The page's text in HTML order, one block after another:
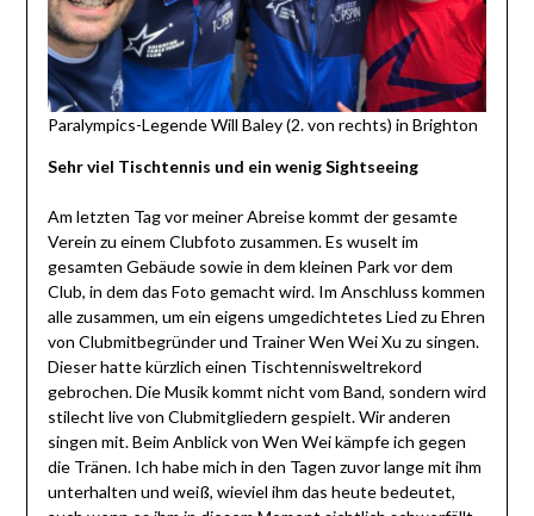
Paralympics-Legende Will Baley (2. von rechts) in Brighton
Sehr viel Tischtennis und ein wenig Sightseeing
Am letzten Tag vor meiner Abreise kommt der gesamte
Verein zu einem Clubfoto zusammen. Es wuselt im
gesamten Gebäude sowie in dem kleinen Park vor dem
Club, in dem das Foto gemacht wird. Im Anschluss kommen
alle zusammen, um ein eigens umgedichtetes Lied zu Ehren
von Clubmitbegründer und Trainer Wen Wei Xu zu singen.
Dieser hatte kürzlich einen Tischtennisweltrekord
gebrochen. Die Musik kommt nicht vom Band, sondern wird
stilecht live von Clubmitgliedern gespielt. Wir anderen
singen mit. Beim Anblick von Wen Wei kämpfe ich gegen
die Tränen. Ich habe mich in den Tagen zuvor lange mit ihm
unterhalten und weiß, wieviel ihm das heute bedeutet,